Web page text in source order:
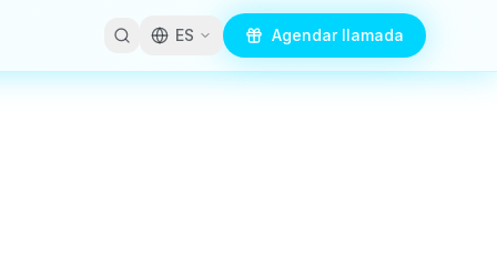
ES Agendar llamada